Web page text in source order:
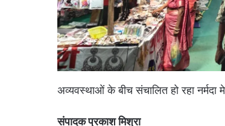
अव्यवस्थाओं के बीच संचालित हो रहा नर्मदा
संपादक प्रकाश मिश्रा